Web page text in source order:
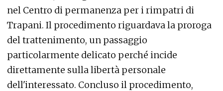
nel Centro di permanenza per i rimpatri di
Trapani. Il procedimento riguardava la proroga
del trattenimento, un passaggio
particolarmente delicato perché incide
direttamente sulla libertà personale
dell'interessato. Concluso il procedimento,